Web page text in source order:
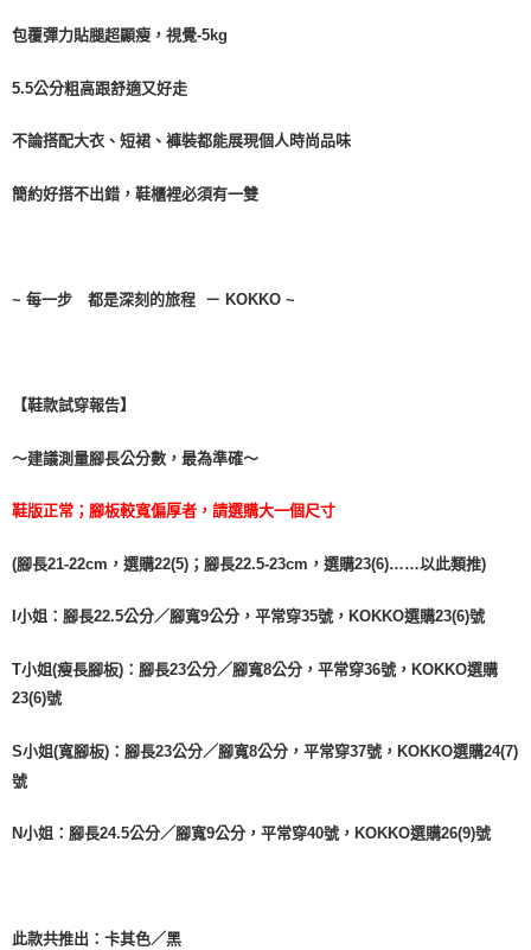
※ 請注意：結帳手續完成當下不需立刻繳費，但若您需要取消訂單，請聯絡
後付繳納相關費用。
※ 交易是否成功請以「AFTEE先享後付 」之結帳頁面顯示為準，若有關於
客戶支援中心」https://netprotections.freshdesk.com/support/home
【注意事項】
１．透過由恩沛科技股份有限公司提供之「AFTEE先享後付」服務完成之交
https://aftee.tw/terms/#terms3
３．未成年的使用者請事先徵得法定代理人或監護人之同意方可使用
時審查核予不同之上限額度；若仍有額度不足之情形，本公司將視審查結果
請求用戶進行身份認證。
恩沛科技股份有限公司將有權停止該用戶之使用額度並採取法律行動。
包覆彈力貼腿超顯瘦，視覺-5kg
5.5公分粗高跟舒適又好走
不論搭配大衣、短裙、褲裝都能展現個人時尚品味
簡約好搭不出錯，鞋櫃裡必須有一雙
~ 每一步 都是深刻的旅程 － KOKKO ~
【鞋款試穿報告】
～建議測量腳長公分數，最為準確～
鞋版正常；腳板較寬偏厚者，請選購大一個尺寸
(腳長21-22cm，選購22(5)；腳長22.5-23cm，選購23(6)……以此類推)
I小姐：腳長22.5公分／腳寬9公分，平常穿35號，KOKKO選購23(6)號
T小姐(瘦長腳板)：腳長23公分／腳寬8公分，平常穿36號，KOKKO選購
23(6)號
S小姐(寬腳板)：腳長23公分／腳寬8公分，平常穿37號，KOKKO選購24(7)
號
N小姐：腳長24.5公分／腳寬9公分，平常穿40號，KOKKO選購26(9)號
此款共推出：卡其色／黑